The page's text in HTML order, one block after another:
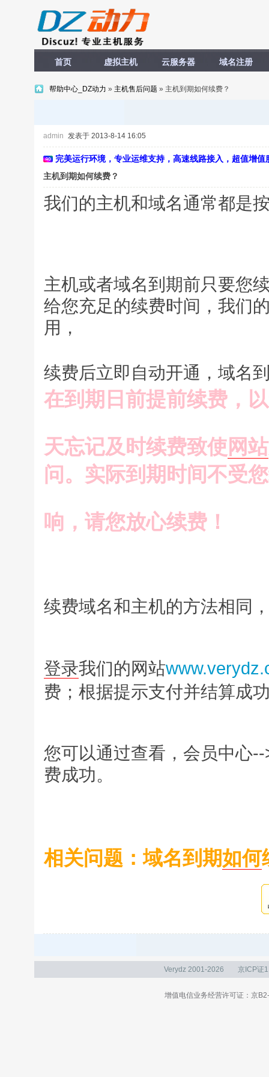
首页 虚拟主机 云服务器 域名注册
帮助中心_DZ动力 » 主机售后问题 » 主机到期如何续费？
admin 发表于 2013-8-14 16:05
完美运行环境，专业运维支持，高速线路接入，超值增
主机到期如何续费？
我们的主机和域名通常都是
主机或者域名到期前只要您
给您充足的续费时间，我们
用，
续费后立即自动开通，域名
在到期日前提前续费，
天忘记及时续费致使 网站
问。 实际到期时间不受
响，请您放心续费！
续费域名和主机的方法相同
登录我们的网站
费；根据提示支付并结算成
您可以通过查看，会员中心
费成功。
相关问题：域名到期如何
Verydz 2001-2026 京ICP证
增值电信业务经营许可证：京